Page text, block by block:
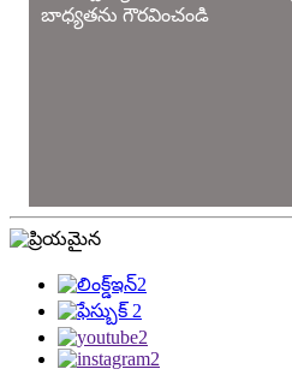
బాధ్యతను గౌరవించండి